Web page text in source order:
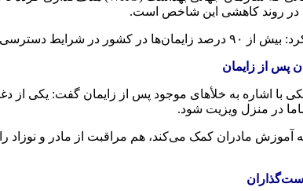
در روند کاهشی این شاخص است.
که این یک مزیت بسیار مهم برای زنان ایرانی است.
پس از زایمان
با اشاره به خلأهای موجود پس از زایمان گفت: یکی از
در منزل ویزیت شود.
آموزش مادران کمک می‌کند، هم مراقبت از مادر و نوزاد